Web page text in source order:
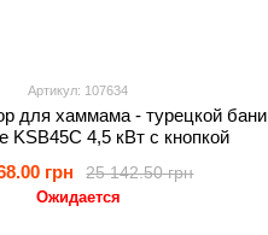
Артикул: 107634
для хаммама - турецкой бани
KSB45C 4,5 кВт с кнопкой
25 142.50 грн
грн
Ожидается